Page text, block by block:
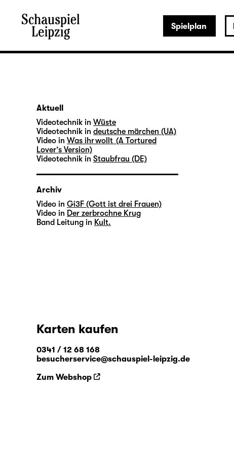
Spielplan
Aktuell
Videotechnik in Wüste
Videotechnik in deutsche märchen (UA)
Video in Was ihr wollt (A Tortured
Lover’s Version)
Videotechnik in Staubfrau (DE)
Archiv
Video in Gi3F (Gott ist drei Frauen)
Video in Der zerbrochne Krug
Band Leitung in Kult.
Karten kaufen
0341 / 12 68 168
besucherservice@schauspiel-leipzig.de
Zum Webshop